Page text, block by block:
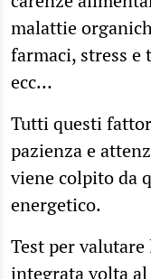
malattie
farmaci, stress e
ecc…
Tutti questi
pazienza e
viene colpito da
energetico.
Test per
integrata volta